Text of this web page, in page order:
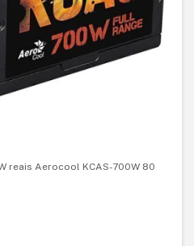
reais Aerocool KCAS-700W 80